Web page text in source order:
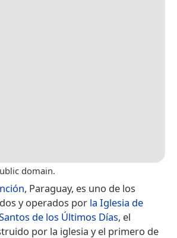
domain.
, Paraguay, es uno de los
y operados por la Iglesia de
de los Últimos Días, el
por la iglesia y el primero de